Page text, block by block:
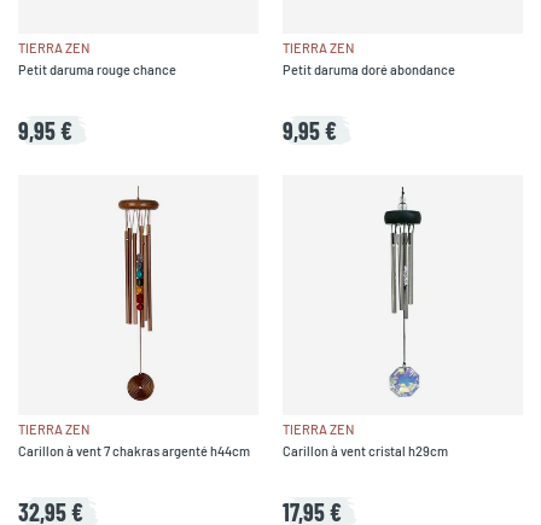
TIERRA ZEN
Petit daruma rouge chance
9,95 €
TIERRA ZEN
Petit daruma doré abondance
9,95 €
TIERRA ZEN
Carillon à vent 7 chakras argenté h44cm
32,95 €
TIERRA ZEN
Carillon à vent cristal h29cm
17,95 €